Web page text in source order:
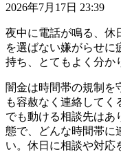
2026年7月17日 23:39
夜中に電話が鳴る、
を選ばない嫌がらせに
持ち、とてもよく分か
闇金は時間帯の規制を
も容赦なく連絡してく
でも動ける相談先はあ
態で、どんな時間帯に
い。休日に相談や対応